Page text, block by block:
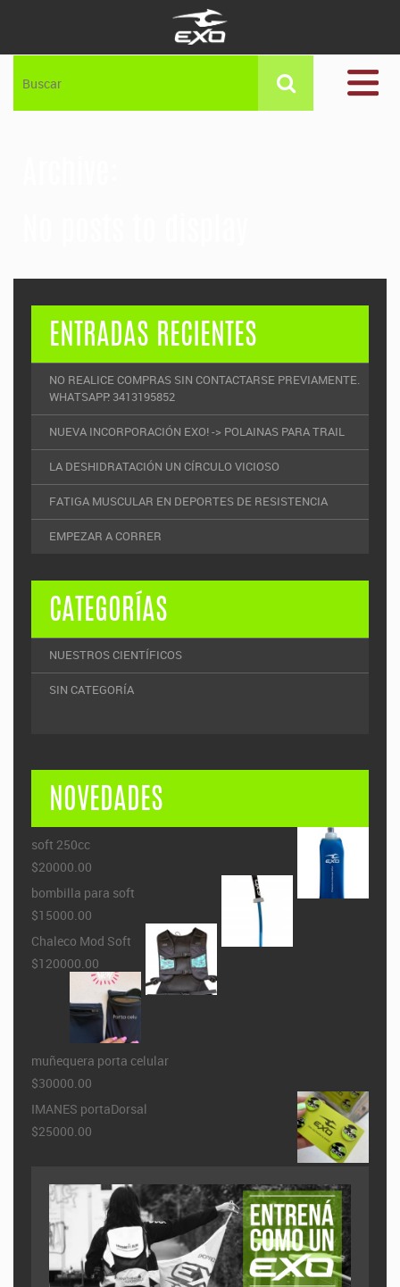
ENTRADAS RECIENTES
NO REALICE COMPRAS SIN CONTACTARSE PREVIAMENTE.
WHATSAPP: 3413195852
NUEVA INCORPORACIÓN EXO! -> POLAINAS PARA TRAIL
LA DESHIDRATACIÓN UN CÍRCULO VICIOSO
FATIGA MUSCULAR EN DEPORTES DE RESISTENCIA
EMPEZAR A CORRER
CATEGORÍAS
NUESTROS CIENTÍFICOS
SIN CATEGORÍA
NOVEDADES
soft 250cc
$20000.00
bombilla para soft
$15000.00
Chaleco Mod Soft
$120000.00
muñequera porta celular
$30000.00
IMANES portaDorsal
$25000.00